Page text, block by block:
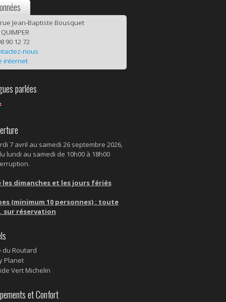
Jean-Baptiste Bousquet
90 12 72
nous
internet
parlées
7 avril au samedi 26 septembre 2026,
lundi au samedi de 10h00 à 18h00
les dimanches et les jours fériés
(minimum 10 personnes) : toute
sur réservation
du Routard
Planet
Vert Michelin
et Confort